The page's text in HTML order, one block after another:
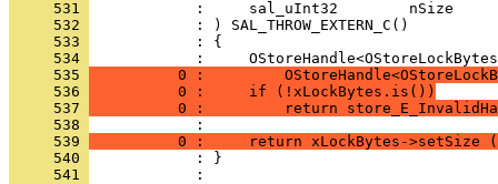
     531
     532
     533
     534
     535
0 :
     536
          0 :     if (!xLockBytes.is())
     537
0 :         return
     538
     539
0 :     return xLockBytes->setSize
     540
     541